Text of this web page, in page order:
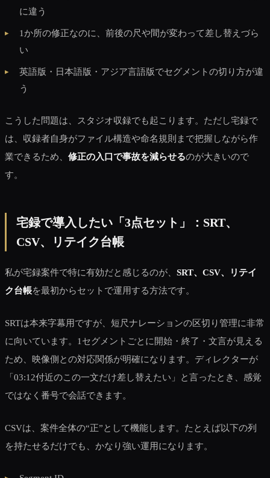
に違う
1か所の修正なのに、前後の尺や間が変わって差し替えづら
い
英語版・日本語版・アジア言語版でセグメントの切り方が違
う
こうした問題は、スタジオ収録でも起こります。ただし宅録で
は、収録者自身がファイル構造や命名規則まで把握しながら作
業できるため、 修正の入口で事故を減らせるのが大きいので
す。
宅録で導入したい「3点セット」：SRT、
CSV、リテイク台帳
私が宅録案件で特に有効だと感じるのが、 SRT、CSV、リテイ
ク台帳を最初からセットで運用する方法です。
SRTは本来字幕用ですが、短尺ナレーションの区切り管理に非常
に向いています。1セグメントごとに開始・終了・文言が見える
ため、映像側との対応関係が明確になります。ディレクターが
「03:12付近のこの一文だけ差し替えたい」と言ったとき、感覚
ではなく番号で会話できます。
CSVは、案件全体の“正”として機能します。たとえば以下の列
を持たせるだけでも、かなり強い運用になります。